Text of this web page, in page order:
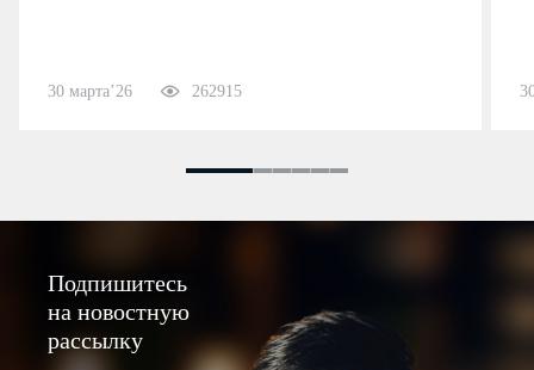
30 марта’26 262915
Подпишитесь
на новостную
рассылку